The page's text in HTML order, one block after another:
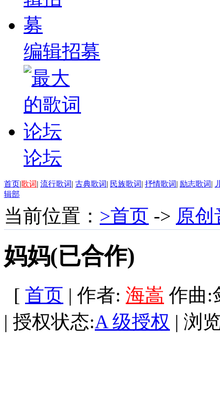
编辑招募
论坛
首页|歌词| 流行歌词| 古典歌词| 民族歌词| 抒情歌词| 励志歌词|
辑部
当前位置： >首页 -> 原创
妈妈(已合作)
[ 首页 | 作者: 海嵩 作曲:
| 授权状态:A 级授权 | 浏